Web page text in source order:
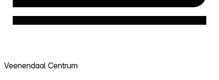
Veenendaal Centrum